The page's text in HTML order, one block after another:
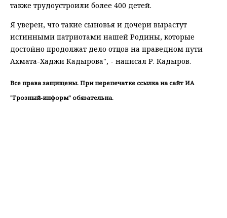
также трудоустроили более 400 детей.
Я уверен, что такие сыновья и дочери вырастут
истинными патриотами нашей Родины, которые
достойно продолжат дело отцов на праведном пути
Ахмата-Хаджи Кадырова", - написал Р. Кадыров.
Все права защищены. При перепечатке ссылка на сайт ИА
"Грозный-информ" обязательна.